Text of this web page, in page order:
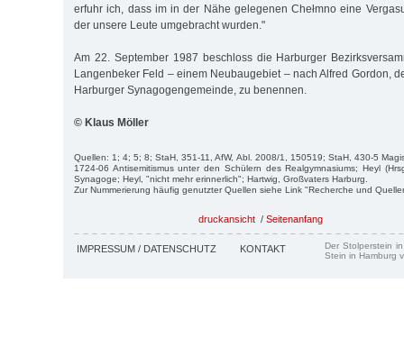
erfuhr ich, dass im in der Nähe gelegenen Chełmno eine
der unsere Leute umgebracht wurden."
Am 22. September 1987 beschloss die Harburger
Langenbeker Feld – einem Neubaugebiet – nach Alfred Gordon,
Harburger Synagogengemeinde, zu benennen.
© Klaus Möller
Quellen: 1; 4; 5; 8; StaH, 351-11, AfW, Abl. 2008/1, 150519; StaH, 430-5
1724-06 Antisemitismus unter den Schülern des Realgymnasiums; Heyl
Synagoge; Heyl, "nicht mehr erinnerlich"; Hartwig, Großvaters Harburg.
Zur Nummerierung häufig genutzter Quellen siehe Link "Recherche und
druckansicht / Seitenanfang
IMPRESSUM / DATENSCHUTZ KONTAKT
Der Stolperstein
Stein in Hamburg